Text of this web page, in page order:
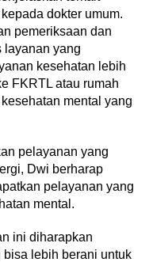
dokter umum.
pemeriksaan dan
layanan yang
kesehatan lebih
FKRTL atau rumah
mental yang
pelayanan yang
Dwi berharap
pelayanan yang
mental.
ini diharapkan
lebih berani untuk